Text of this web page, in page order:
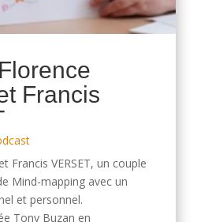
Francis
Francis VERSET, un couple
Mind-mapping avec un
et personnel.
Tony Buzan en